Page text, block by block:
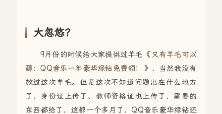
大忽悠？
9月份的时候给大家提供过羊毛《 又有羊毛可以
薅：QQ音乐一年豪华绿钻免费领！
》，当然我没有
放过这次羊毛。但是这次不知道问题出在什么地方
了，身份证上传了、教师资格证也上传了，需要的
东西都给了，这都一个多月了，QQ音乐豪华绿钻还